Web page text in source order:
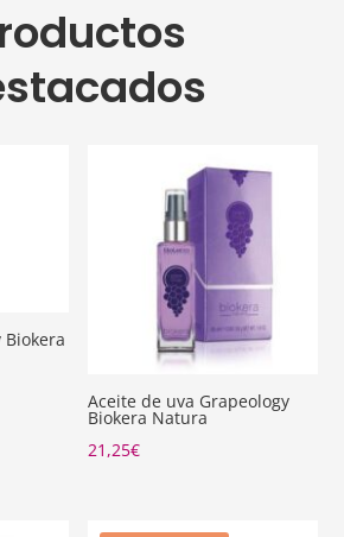
Biokera
Aceite de uva Grapeology
Biokera Natura
21,25€